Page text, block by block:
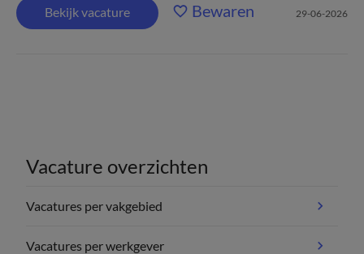
Bekijk vacature Bewaren 29-06-2026
Vacature overzichten
Vacatures per vakgebied
Vacatures per werkgever